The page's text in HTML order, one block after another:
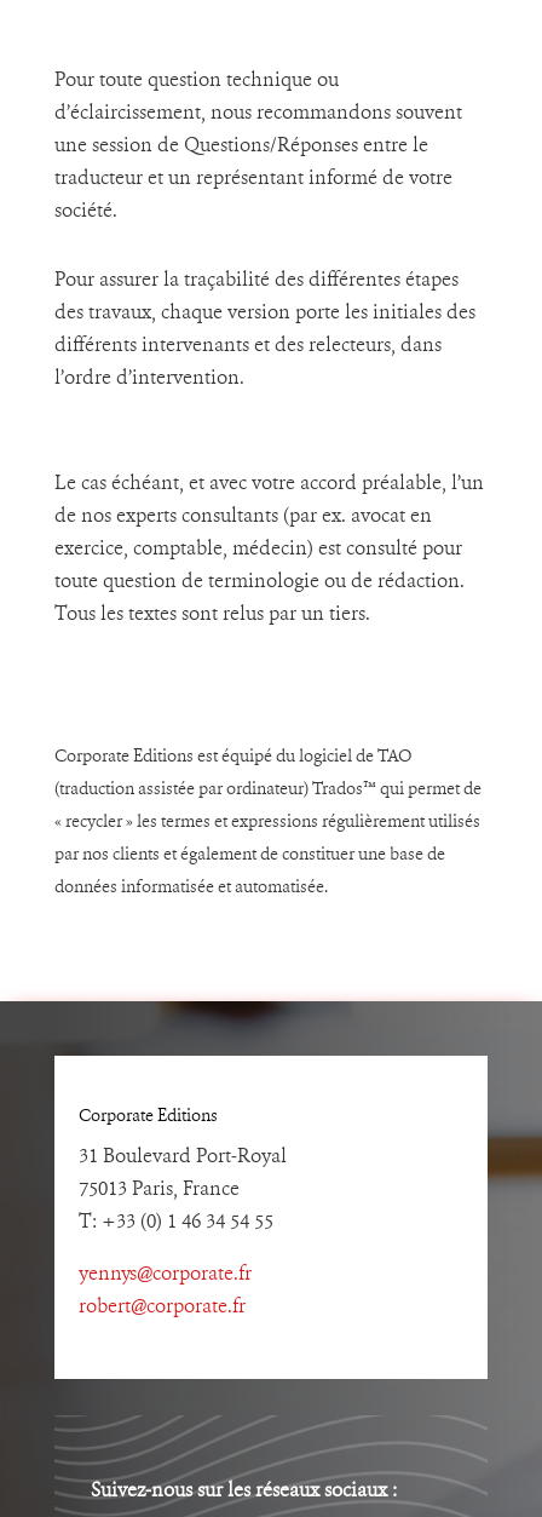
Pour toute question technique ou
d’éclaircissement, nous recommandons souvent
une session de Questions/Réponses entre le
traducteur et un représentant informé de votre
société.
Pour assurer la traçabilité des différentes étapes
des travaux, chaque version porte les initiales des
différents intervenants et des relecteurs, dans
l’ordre d’intervention.
Le cas échéant, et avec votre accord préalable, l’un
de nos experts consultants (par ex. avocat en
exercice, comptable, médecin) est consulté pour
toute question de terminologie ou de rédaction.
Tous les textes sont relus par un tiers.
Corporate Editions est équipé du logiciel de TAO
(traduction assistée par ordinateur) Trados™ qui permet de
« recycler » les termes et expressions régulièrement utilisés
par nos clients et également de constituer une base de
données informatisée et automatisée.
Corporate Editions
31 Boulevard Port-Royal
75013 Paris, France
T: +33 (0) 1 46 34 54 55
yennys@corporate.fr
robert@corporate.fr
Suivez-nous sur les réseaux sociaux :